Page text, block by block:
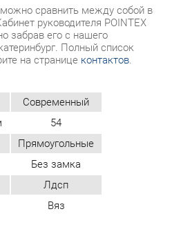
Современный
54
Без замка
Лдсп
Вяз
первым своим мнением.